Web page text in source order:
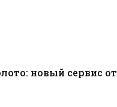
новый сервис от